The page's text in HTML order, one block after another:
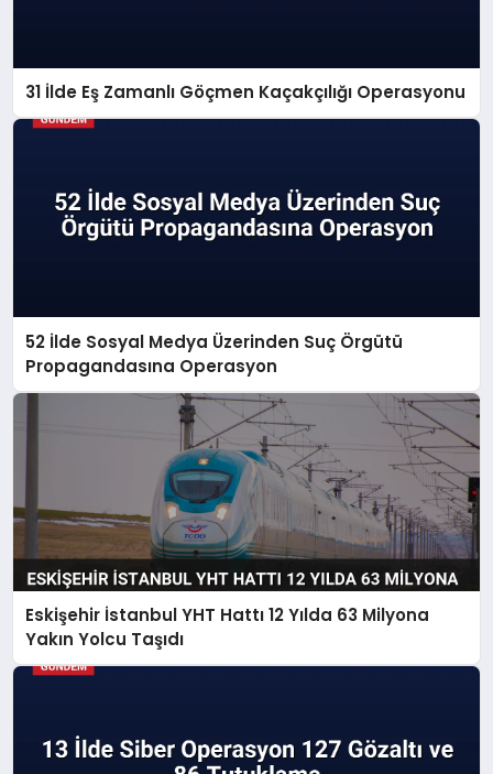
31 İlde Eş Zamanlı Göçmen Kaçakçılığı Operasyonu
52 İlde Sosyal Medya Üzerinden Suç Örgütü
Propagandasına Operasyon
Eskişehir İstanbul YHT Hattı 12 Yılda 63 Milyona
Yakın Yolcu Taşıdı